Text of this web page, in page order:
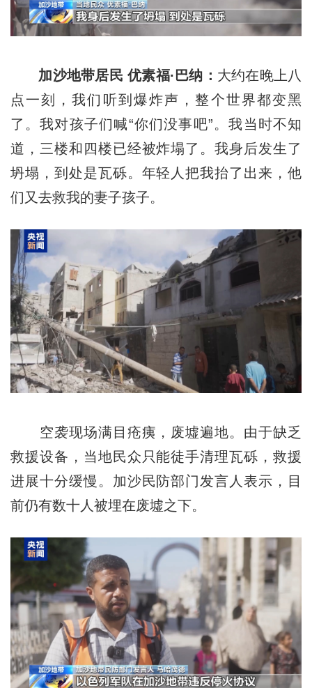
加沙地带居民 优素福·巴纳： 大约在晚上八
点一刻，我们听到爆炸声，整个世界都变黑
了。我对孩子们喊“你们没事吧”。我当时不知
道，三楼和四楼已经被炸塌了。我身后发生了
坍塌，到处是瓦砾。年轻人把我抬了出来，他
们又去救我的妻子孩子。
空袭现场满目疮痍，废墟遍地。由于缺乏
救援设备，当地民众只能徒手清理瓦砾，救援
进展十分缓慢。加沙民防部门发言人表示，目
前仍有数十人被埋在废墟之下。